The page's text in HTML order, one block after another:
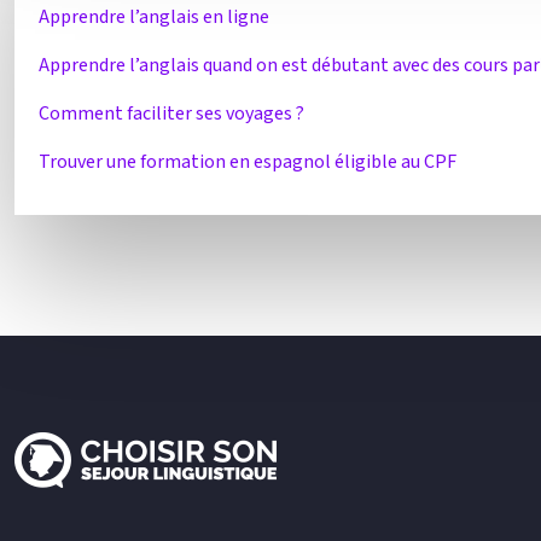
Apprendre l’anglais en ligne
Apprendre l’anglais quand on est débutant avec des cours
Comment faciliter ses voyages ?
Trouver une formation en espagnol éligible au CPF